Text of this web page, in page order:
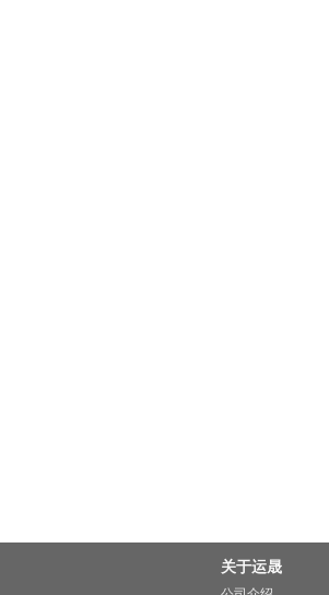
关于运晟